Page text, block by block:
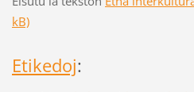
kB)
Etikedoj: